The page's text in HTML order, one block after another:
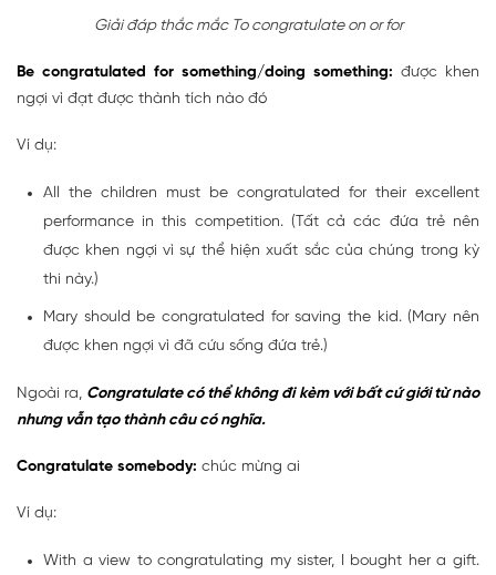
Giải đáp thắc mắc To congratulate on or for
Be congratulated for something/doing something: được khen
ngợi vì đạt được thành tích nào đó
Ví dụ:
All the children must be congratulated for their excellent
performance in this competition. (Tất cả các đứa trẻ nên
được khen ngợi vì sự thể hiện xuất sắc của chúng trong kỳ
thi này.)
Mary should be congratulated for saving the kid. (Mary nên
được khen ngợi vì đã cứu sống đứa trẻ.)
Ngoài ra, Congratulate có thể không đi kèm với bất cứ giới từ nào
nhưng vẫn tạo thành câu có nghĩa.
Congratulate somebody: chúc mừng ai
Ví dụ:
With a view to congratulating my sister, I bought her a gift.